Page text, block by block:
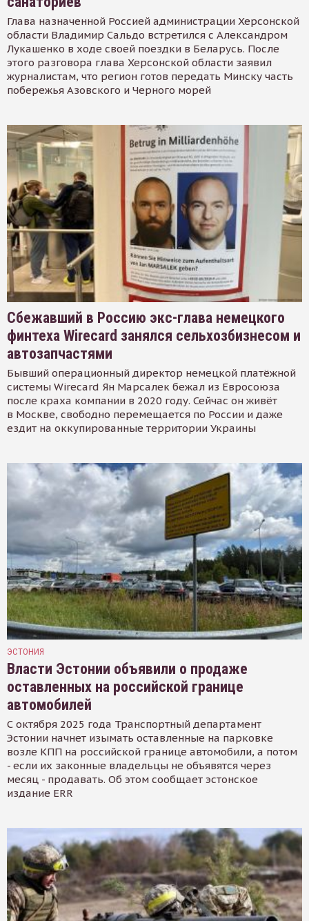
Глава назначенной Россией администрации Херсонской
области Владимир Сальдо встретился с Александром
Лукашенко в ходе своей поездки в Беларусь. После
этого разговора глава Херсонской области заявил
журналистам, что регион готов передать Минску часть
побережья Азовского и Черного морей
Сбежавший в Россию экс-глава немецкого
финтеха Wirecard занялся сельхозбизнесом и
автозапчастями
Бывший операционный директор немецкой платёжной
системы Wirecard Ян Марсалек бежал из Евросоюза
после краха компании в 2020 году. Сейчас он живёт
в Москве, свободно перемещается по России и даже
ездит на оккупированные территории Украины
ЭСТОНИЯ
Власти Эстонии объявили о продаже
оставленных на российской границе
автомобилей
С октября 2025 года Транспортный департамент
Эстонии начнет изымать оставленные на парковке
возле КПП на российской границе автомобили, а потом
- если их законные владельцы не объявятся через
месяц - продавать. Об этом сообщает эстонское
издание ERR